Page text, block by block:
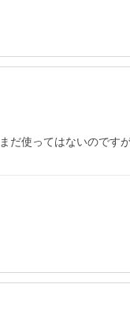
使ってはないのです